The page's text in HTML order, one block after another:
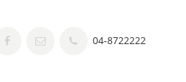
04-8722222